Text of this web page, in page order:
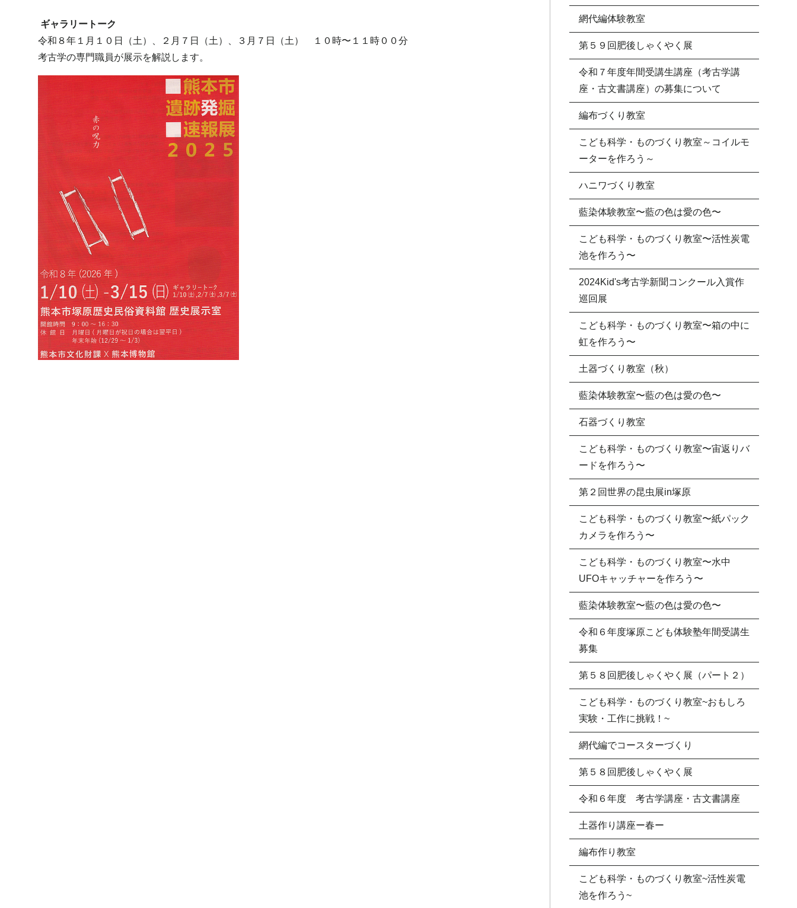
ギャラリートーク
令和８年１月１０日（土）、２月７日（土）、３月７日（土） １０時〜１１時００分
考古学の専門職員が展示を解説します。
網代編体験教室
第５９回肥後しゃくやく展
令和７年度年間受講生講座（考古学講
座・古文書講座）の募集について
編布づくり教室
こども科学・ものづくり教室～コイルモ
ーターを作ろう～
ハニワづくり教室
藍染体験教室〜藍の色は愛の色〜
こども科学・ものづくり教室〜活性炭電
池を作ろう〜
2024Kid's考古学新聞コンクール入賞作
巡回展
こども科学・ものづくり教室〜箱の中に
虹を作ろう〜
土器づくり教室（秋）
藍染体験教室〜藍の色は愛の色〜
石器づくり教室
こども科学・ものづくり教室〜宙返りバ
ードを作ろう〜
第２回世界の昆虫展in塚原
こども科学・ものづくり教室〜紙パック
カメラを作ろう〜
こども科学・ものづくり教室〜水中
UFOキャッチャーを作ろう〜
藍染体験教室〜藍の色は愛の色〜
令和６年度塚原こども体験塾年間受講生
募集
第５８回肥後しゃくやく展（パート２）
こども科学・ものづくり教室~おもしろ
実験・工作に挑戦！~
網代編でコースターづくり
第５８回肥後しゃくやく展
令和６年度 考古学講座・古文書講座
土器作り講座ー春ー
編布作り教室
こども科学・ものづくり教室~活性炭電
池を作ろう~